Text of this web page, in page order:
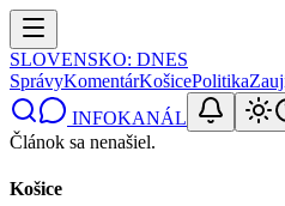
SLOVENSKO: DNES
SprávyKomentárKošicePolitika
INFOKANÁL
Článok sa nenašiel.
Košice